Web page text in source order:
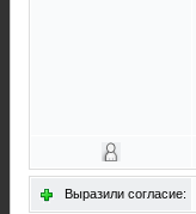
Выразили согласие: